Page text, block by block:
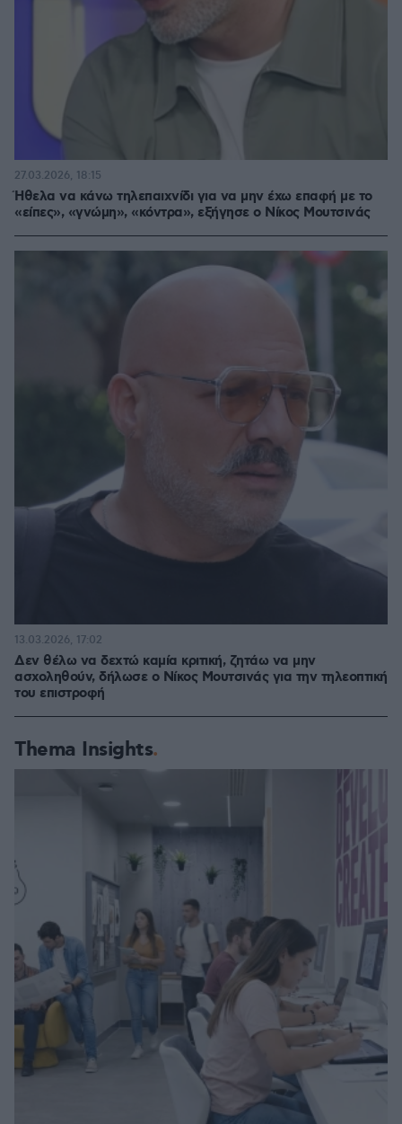
Ήθελα να κάνω τηλεπαιχνίδι για να μην έχω επαφή με το
«είπες», «γνώμη», «κόντρα», εξήγησε ο Νίκος Μουτσινάς
27.03.2026, 18:15
Δεν θέλω να δεχτώ καμία κριτική, ζητάω να μην
ασχοληθούν, δήλωσε ο Νίκος Μουτσινάς για την τηλεοπτική
του επιστροφή
13.03.2026, 17:02
Thema Insights